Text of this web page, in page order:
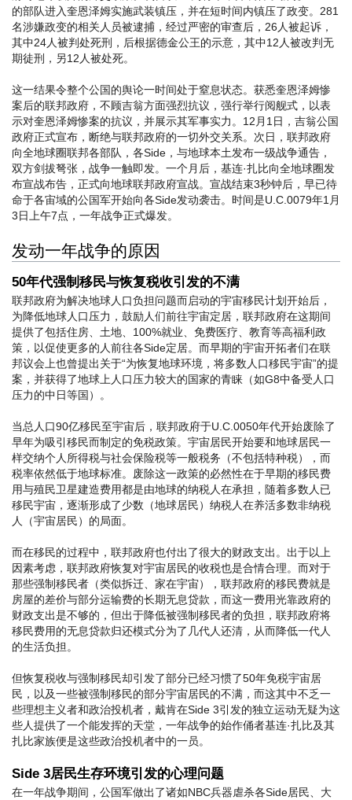
的部队进入奎恩泽姆实施武装镇压，并在短时间内镇压了政变。281
名涉嫌政变的相关人员被逮捕，经过严密的审查后，26人被起诉，
其中24人被判处死刑，后根据德金公王的示意，其中12人被改判无
期徒刑，另12人被处死。
这一结果令整个公国的舆论一时间处于窒息状态。获悉奎恩泽姆惨
案后的联邦政府，不顾吉翁方面强烈抗议，强行举行阅舰式，以表
示对奎恩泽姆惨案的抗议，并展示其军事实力。12月1日，吉翁公国
政府正式宣布，断绝与联邦政府的一切外交关系。次日，联邦政府
向全地球圈联邦各部队，各Side，与地球本土发布一级战争通告，
双方剑拔弩张，战争一触即发。一个月后，基连·扎比向全地球圈发
布宣战布告，正式向地球联邦政府宣战。宣战结束3秒钟后，早已待
命于各宙域的公国军开始向各Side发动袭击。时间是U.C.0079年1月
3日上午7点，一年战争正式爆发。
发动一年战争的原因
50年代强制移民与恢复税收引发的不满
联邦政府为解决地球人口负担问题而启动的宇宙移民计划开始后，
为降低地球人口压力，鼓励人们前往宇宙定居，联邦政府在这期间
提供了包括住房、土地、100%就业、免费医疗、教育等高福利政
策，以促使更多的人前往各Side定居。而早期的宇宙开拓者们在联
邦议会上也曾提出关于“为恢复地球环境，将多数人口移民宇宙”的提
案，并获得了地球上人口压力较大的国家的青睐（如G8中备受人口
压力的中日等国）。
当总人口90亿移民至宇宙后，联邦政府于U.C.0050年代开始废除了
早年为吸引移民而制定的免税政策。宇宙居民开始要和地球居民一
样交纳个人所得税与社会保险税等一般税务（不包括特种税），而
税率依然低于地球标准。废除这一政策的必然性在于早期的移民费
用与殖民卫星建造费用都是由地球的纳税人在承担，随着多数人已
移民宇宙，逐渐形成了少数（地球居民）纳税人在养活多数非纳税
人（宇宙居民）的局面。
而在移民的过程中，联邦政府也付出了很大的财政支出。出于以上
因素考虑，联邦政府恢复对宇宙居民的收税也是合情合理。而对于
那些强制移民者（类似拆迁、家在宇宙），联邦政府的移民费就是
房屋的差价与部分运输费的长期无息贷款，而这一费用光靠政府的
财政支出是不够的，但出于降低被强制移民者的负担，联邦政府将
移民费用的无息贷款归还模式分为了几代人还清，从而降低一代人
的生活负担。
但恢复税收与强制移民却引发了部分已经习惯了50年免税宇宙居
民，以及一些被强制移民的部分宇宙居民的不满，而这其中不乏一
些理想主义者和政治投机者，戴肯在Side 3引发的独立运动无疑为这
些人提供了一个能发挥的天堂，一年战争的始作俑者基连·扎比及其
扎比家族便是这些政治投机者中的一员。
Side 3居民生存环境引发的心理问题
在一年战争期间，公国军做出了诸如NBC兵器虐杀各Side居民、大